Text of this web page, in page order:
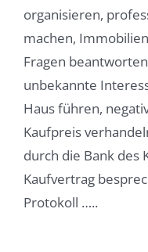
organisieren,
machen,
Fragen
unbekannte
Haus führen,
Kaufpreis
durch die Bank des
Kaufvertrag
Protokoll …..